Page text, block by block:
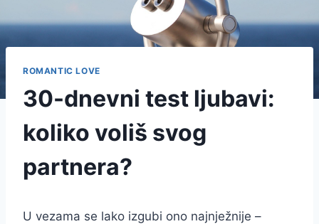
ROMANTIC LOVE
30-dnevni test ljubavi:
koliko voliš svog
partnera?
U vezama se lako izgubi ono najnježnije –